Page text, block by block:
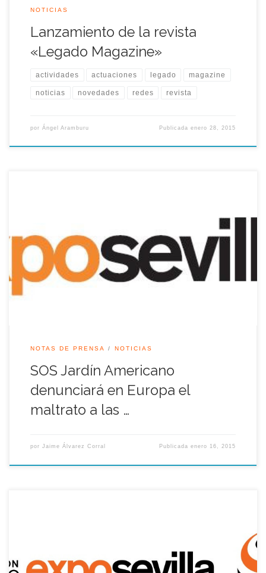
NOTICIAS
Lanzamiento de la revista
«Legado Magazine»
actividades actuaciones legado magazine
noticias novedades redes revista
por Ángel Aramburu Publicadaenero 28, 2015
Los miembros de la plataforma SOS Jardín Americano han
acordado elevar ante Bruselas la situación de este Jardín, en
cuya recuperación, junto con el paseo fluvial de la Cartuja y
los Jardines del Guadalquivir, se invirtieron once millones de
euros, de los cuales casi ocho millones procedieron de fondos
europeos.
NOTAS DE PRENSA NOTICIAS
SOS Jardín Americano
denunciará en Europa el
maltrato a las …
por Jaime Álvarez Corral Publicadaenero 16, 2015
Expo Sevilla renovó su órgano directivo en Asamblea General
Extraordinaria. La única candidatura fue aprobada por